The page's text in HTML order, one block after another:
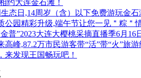
约大连金石滩！
态日,14周岁（含）以下免费游玩金石
公园精彩升级,端午节让您一见＂粽＂
普”2023大连大樱桃采摘直播季6月16
高峰,87.2万市民游客带“活”带“火”旅
来发现王国畅玩吧！